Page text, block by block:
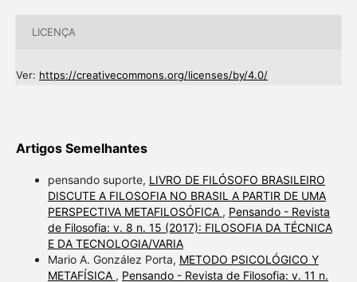
LICENÇA
Ver: https://creativecommons.org/licenses/by/4.0/
Artigos Semelhantes
pensando suporte, LIVRO DE FILÓSOFO BRASILEIRO
DISCUTE A FILOSOFIA NO BRASIL A PARTIR DE UMA
PERSPECTIVA METAFILOSÓFICA , Pensando - Revista
de Filosofia: v. 8 n. 15 (2017): FILOSOFIA DA TÉCNICA
E DA TECNOLOGIA/VARIA
Mario A. González Porta, METODO PSICOLÓGICO Y
METAFÍSICA , Pensando - Revista de Filosofia: v. 11 n.